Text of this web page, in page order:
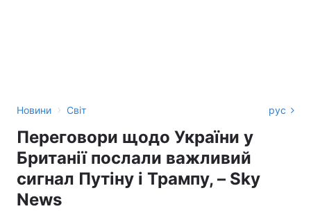
Новини › Світ рус
Переговори щодо України у
Британії послали важливий
сигнал Путіну і Трампу, – Sky
News